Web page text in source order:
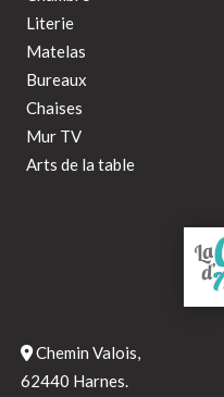
Literie
Matelas
Bureaux
Chaises
Mur TV
Arts de la table
Chemin Valois,
62440 Harnes.